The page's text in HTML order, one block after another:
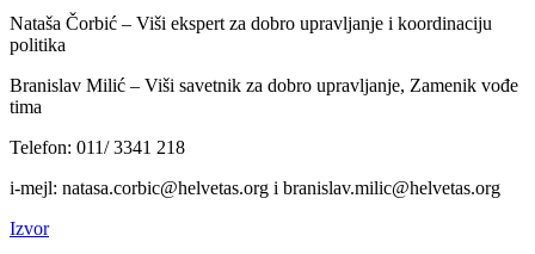
Nataša Čorbić – Viši ekspert za dobro upravljanje i koordinaciju
politika
Branislav Milić – Viši savetnik za dobro upravljanje, Zamenik vođe
tima
Telefon: 011/ 3341 218
i-mejl: natasa.corbic@helvetas.org i branislav.milic@helvetas.org
Izvor